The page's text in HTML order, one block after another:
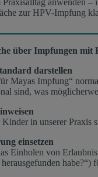
zur HPV-Impfung
über Impfungen mit
darstellen
Mayas Impfung“
sind, was
in unserer Praxis
einsetzen
Einholen von